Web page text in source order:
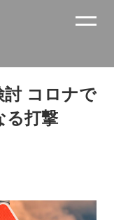
討 コロナで
る打撃